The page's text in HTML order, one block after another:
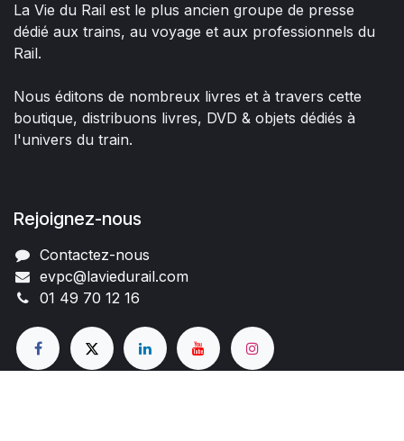
La Vie du Rail est le plus ancien groupe de presse
dédié aux trains, au voyage et aux professionnels du
Rail.
Nous éditons de nombreux livres et à travers cette
boutique, distribuons livres, DVD & objets dédiés à
l'univers du train.
Rejoignez-nous
Contactez-nous
evpc@laviedurail.com
01 49 70 12 16